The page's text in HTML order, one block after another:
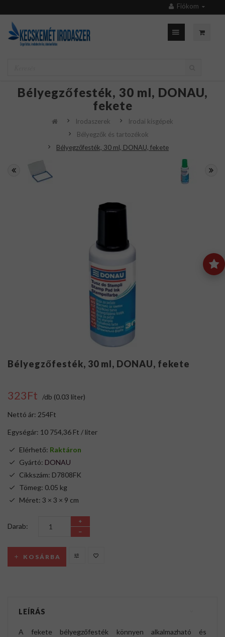
Fiókom
Bélyegzőfesték, 30 ml, DONAU,
fekete
Irodaszerek
Irodai kisgépek
Bélyegzők és tartozékok
Bélyegzőfesték, 30 ml, DONAU, fekete
Bélyegzőfesték, 30 ml, DONAU, fekete
323Ft /db (0.03 liter)
Nettó ár: 254Ft
Egységár: 10 754,36 Ft / liter
Elérhető: Raktáron
Gyártó: DONAU
Cikkszám: D7808FK
Tömeg: 0.05 kg
Méret: 3 × 3 × 9 cm
Darab:
KOSÁRBA
LEÍRÁS
A fekete bélyegzőfesték könnyen alkalmazható és